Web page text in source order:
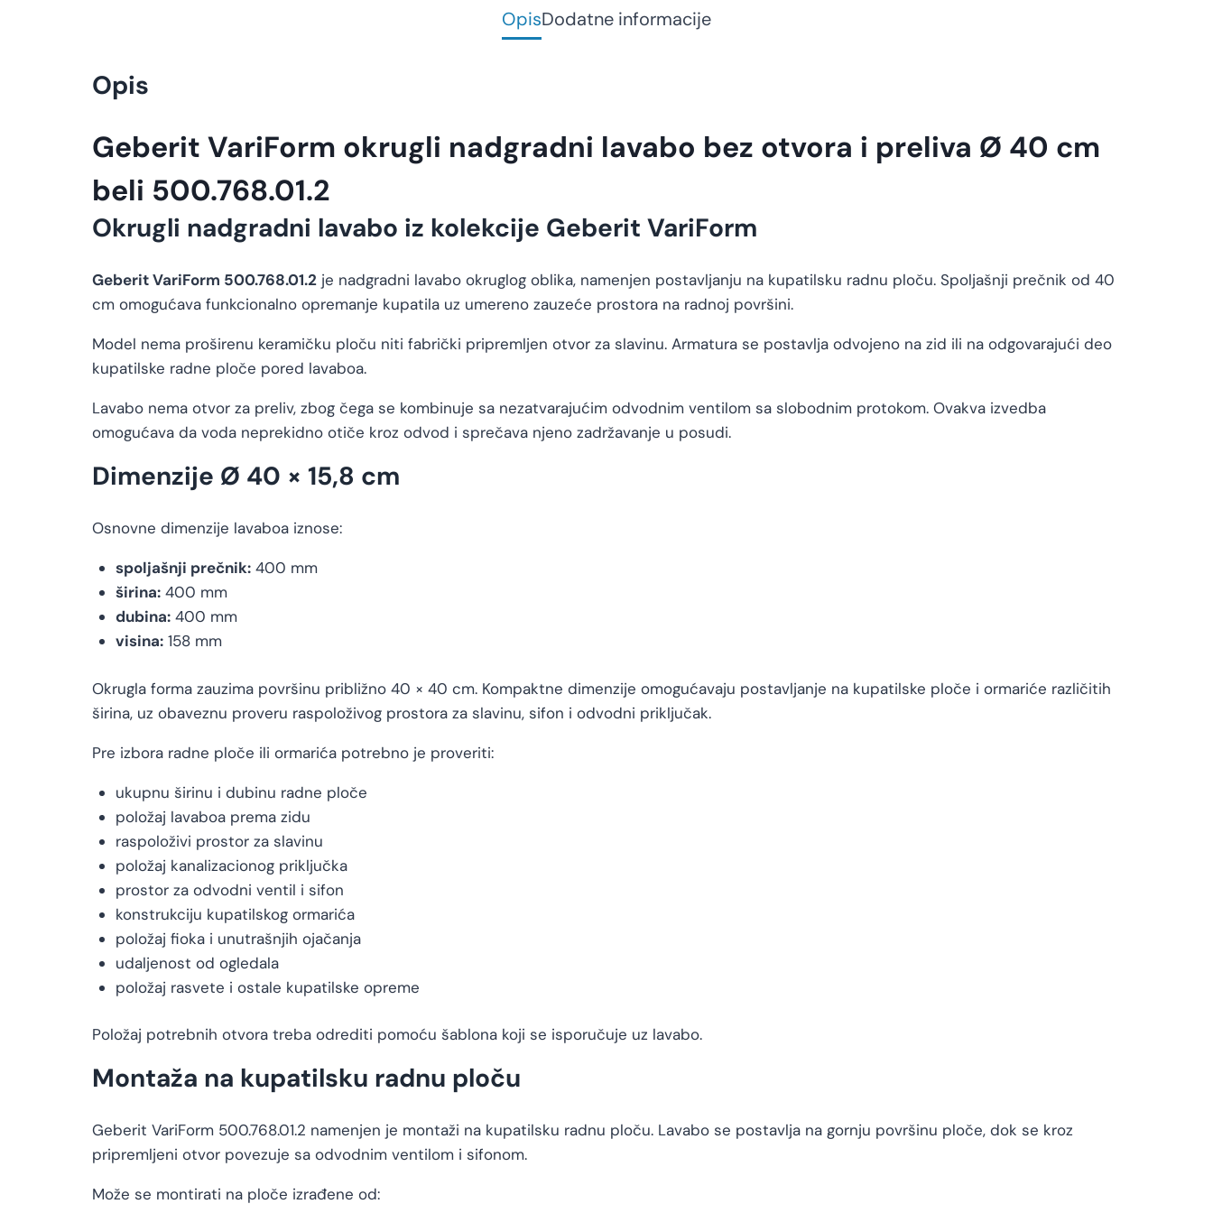
OpisDodatne informacije
Opis
Geberit VariForm okrugli nadgradni lavabo bez otvora i preliva Ø 40 cm
beli 500.768.01.2
Okrugli nadgradni lavabo iz kolekcije Geberit VariForm
Geberit VariForm 500.768.01.2 je nadgradni lavabo okruglog oblika, namenjen postavljanju na kupatilsku radnu ploču. Spoljašnji prečnik od 40
cm omogućava funkcionalno opremanje kupatila uz umereno zauzeće prostora na radnoj površini.
Model nema proširenu keramičku ploču niti fabrički pripremljen otvor za slavinu. Armatura se postavlja odvojeno na zid ili na odgovarajući deo
kupatilske radne ploče pored lavaboa.
Lavabo nema otvor za preliv, zbog čega se kombinuje sa nezatvarajućim odvodnim ventilom sa slobodnim protokom. Ovakva izvedba
omogućava da voda neprekidno otiče kroz odvod i sprečava njeno zadržavanje u posudi.
Dimenzije Ø 40 × 15,8 cm
Osnovne dimenzije lavaboa iznose:
spoljašnji prečnik:400 mm
širina:400 mm
dubina:400 mm
visina:158 mm
Okrugla forma zauzima površinu približno 40 × 40 cm. Kompaktne dimenzije omogućavaju postavljanje na kupatilske ploče i ormariće različitih
širina, uz obaveznu proveru raspoloživog prostora za slavinu, sifon i odvodni priključak.
Pre izbora radne ploče ili ormarića potrebno je proveriti:
ukupnu širinu i dubinu radne ploče
položaj lavaboa prema zidu
raspoloživi prostor za slavinu
položaj kanalizacionog priključka
prostor za odvodni ventil i sifon
konstrukciju kupatilskog ormarića
položaj fioka i unutrašnjih ojačanja
udaljenost od ogledala
položaj rasvete i ostale kupatilske opreme
Položaj potrebnih otvora treba odrediti pomoću šablona koji se isporučuje uz lavabo.
Montaža na kupatilsku radnu ploču
Geberit VariForm 500.768.01.2 namenjen je montaži na kupatilsku radnu ploču. Lavabo se postavlja na gornju površinu ploče, dok se kroz
pripremljeni otvor povezuje sa odvodnim ventilom i sifonom.
Može se montirati na ploče izrađene od: